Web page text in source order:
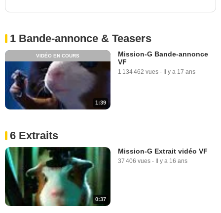
1 Bande-annonce & Teasers
1:39
VIDÉO EN COURS
Mission-G Bande-annonce
VF
1 134 462 vues - Il y a 17 ans
6 Extraits
0:37
Mission-G Extrait vidéo VF
37 406 vues - Il y a 16 ans